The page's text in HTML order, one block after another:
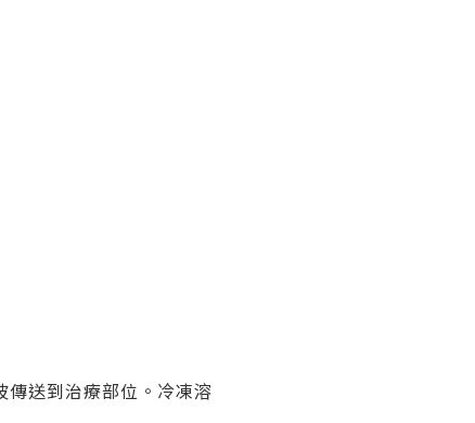
送到治療部位。冷凍溶